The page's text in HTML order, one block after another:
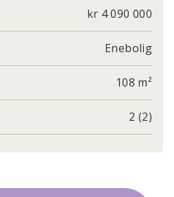
kr 4 090 000
Enebolig
108 m²
2 (2)